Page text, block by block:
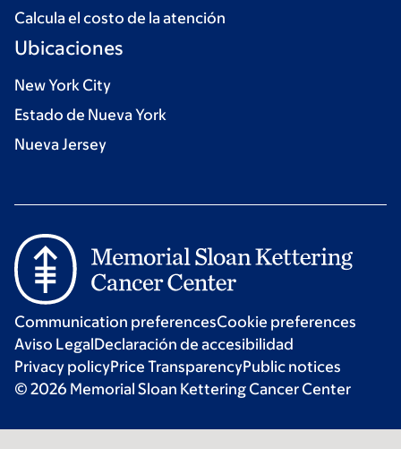
Calcula el costo de la atención
Ubicaciones
New York City
Estado de Nueva York
Nueva Jersey
Communication preferencesCookie preferences
Aviso LegalDeclaración de accesibilidad
Privacy policyPrice TransparencyPublic notices
© 2026 Memorial Sloan Kettering Cancer Center